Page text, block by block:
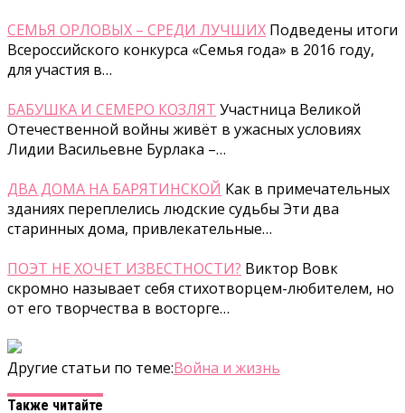
СЕМЬЯ ОРЛОВЫХ – СРЕДИ ЛУЧШИХ Подведены итоги
Всероссийского конкурса «Семья года» в 2016 году,
для участия в…
БАБУШКА И СЕМЕРО КОЗЛЯТ Участница Великой
Отечественной войны живёт в ужасных условиях
Лидии Васильевне Бурлака –…
ДВА ДОМА НА БАРЯТИНСКОЙ Как в примечательных
зданиях переплелись людские судьбы Эти два
старинных дома, привлекательные…
ПОЭТ НЕ ХОЧЕТ ИЗВЕСТНОСТИ? Виктор Вовк
скромно называет себя стихотворцем-любителем, но
от его творчества в восторге…
Другие статьи по теме:Война и жизнь
Также читайте